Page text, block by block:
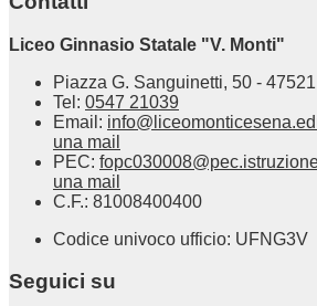
Liceo Ginnasio Statale "V. Monti"
Piazza G. Sanguinetti, 50 -
Tel: 0547 21039
Email:
una mail
PEC:
una mail
C.F.: 81008400400
Codice univoco ufficio: UFNG3V
Seguici su